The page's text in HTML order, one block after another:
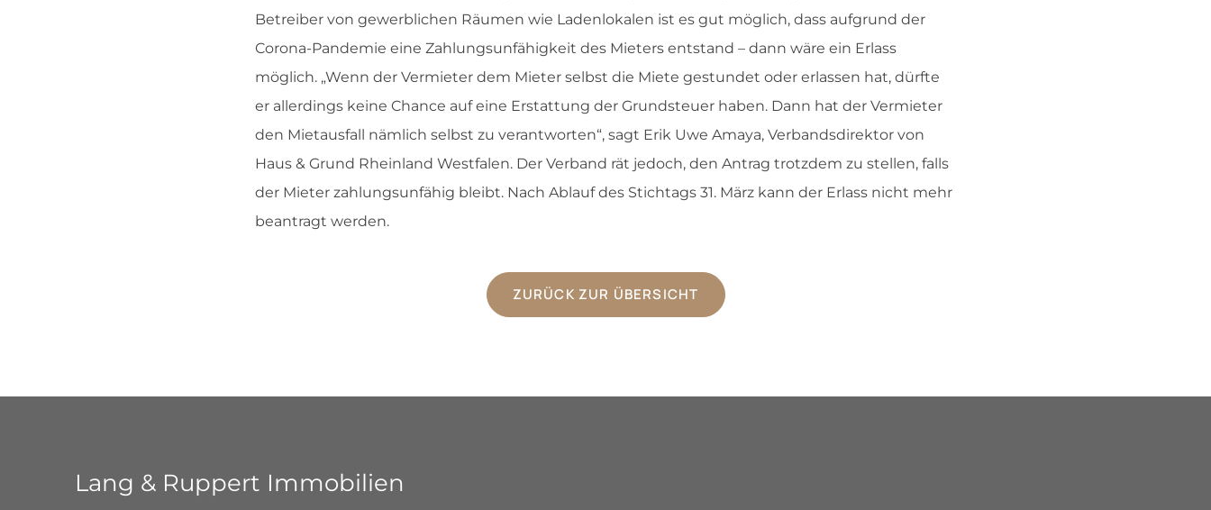
Betreiber von gewerblichen Räumen wie Ladenlokalen ist es gut möglich, dass aufgrund der
Corona-Pandemie eine Zahlungsunfähigkeit des Mieters entstand – dann wäre ein Erlass
möglich. „Wenn der Vermieter dem Mieter selbst die Miete gestundet oder erlassen hat, dürfte
er allerdings keine Chance auf eine Erstattung der Grundsteuer haben. Dann hat der Vermieter
den Mietausfall nämlich selbst zu verantworten“, sagt Erik Uwe Amaya, Verbandsdirektor von
Haus & Grund Rheinland Westfalen. Der Verband rät jedoch, den Antrag trotzdem zu stellen, falls
der Mieter zahlungsunfähig bleibt. Nach Ablauf des Stichtags 31. März kann der Erlass nicht mehr
beantragt werden.
ZURÜCK ZUR ÜBERSICHT
Lang & Ruppert Immobilien